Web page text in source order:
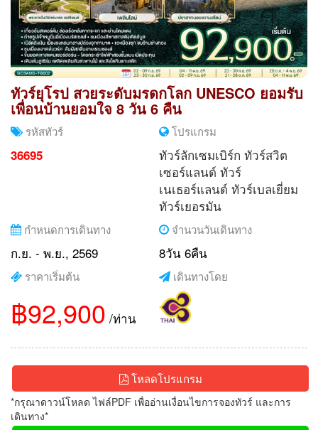
ทัวร์ยุโรป สวยระดับมรดกโลก UNESCO ยอมรับ
เพื่อนบ้านยอมใจ 8 วัน 6 คืน
รหัสทัวร์
36695
โปรแกรม
ทัวร์ลักเซมเบิร์ก ทัวร์สวิต
เซอร์แลนด์ ทัวร์
เนเธอร์แลนด์ ทัวร์เบลเยี่ยม
ทัวร์เยอรมัน
กำหนดการเดินทาง
ก.ย. - พ.ย., 2569
จำนวนวันเดินทาง
8วัน 6คืน
ราคาเริ่มต้น
฿92,900 /ท่าน
เดินทางโดย
โหลดโปรแกรม
*กรุณาดาวน์โหลด ไฟล์PDF เพื่ออ่านเงื่อนไขการจองทัวร์ และการ
เดินทาง*